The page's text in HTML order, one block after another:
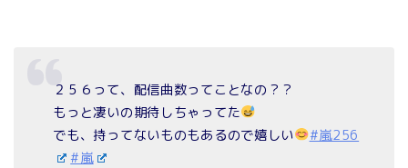
２５６って、配信曲数ってことなの？？
もっと凄いの期待しちゃってた
でも、持ってないものもあるので嬉しい
#嵐256
#嵐